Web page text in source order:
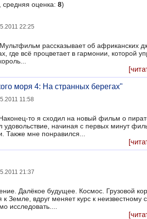
средняя оценка: 8)
22:25
рассказывает об африканских
где всё процветает в гармонии, которой
моря 4: На странных берегах"
11:58
то я сходил на новый фильм о
удовольствие, начиная с первых минут
Также мне понравился...
21:37
Далёкое будущее. Космос. Грузовой
Земле, вдруг меняет курс к неизвестному
исследовать....